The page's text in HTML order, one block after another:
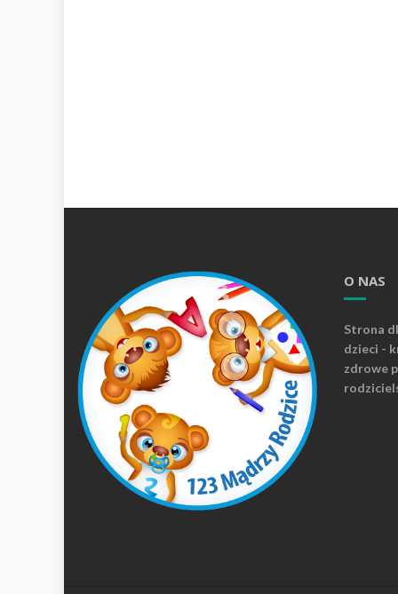
O NAS
Strona
dzieci -
zdrowe